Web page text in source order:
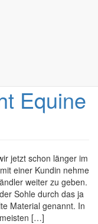
Equine
jetzt schon länger im
einer Kundin nehme
weiter zu geben.
Sohle durch das ja
Material genannt. In
[…]